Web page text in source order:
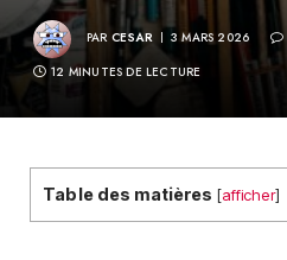
PAR CESAR 3 MARS 2026
12 MINUTES DE LECTURE
Table des matières [afficher]